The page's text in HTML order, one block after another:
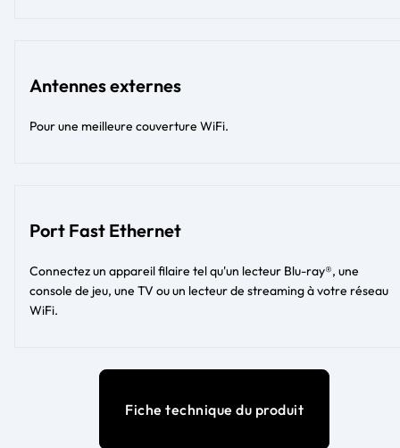
Antennes externes
Pour une meilleure couverture WiFi.
Port Fast Ethernet
Connectez un appareil filaire tel qu'un lecteur Blu-ray®, une
console de jeu, une TV ou un lecteur de streaming à votre réseau
WiFi.
Fiche technique du produit